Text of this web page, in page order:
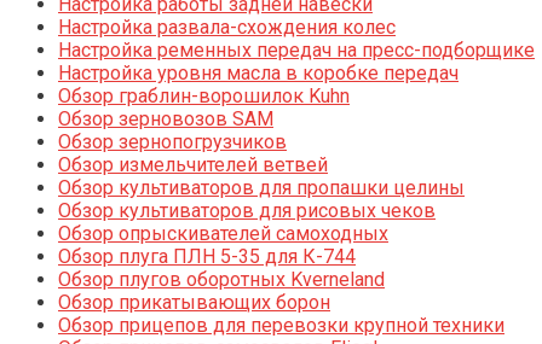
Настройка работы задней навески
Настройка развала-схождения колес
Настройка ременных передач на пресс-подборщике
Настройка уровня масла в коробке передач
Обзор граблин-ворошилок Kuhn
Обзор зерновозов SAM
Обзор зернопогрузчиков
Обзор измельчителей ветвей
Обзор культиваторов для пропашки целины
Обзор культиваторов для рисовых чеков
Обзор опрыскивателей самоходных
Обзор плуга ПЛН 5-35 для К-744
Обзор плугов оборотных Kverneland
Обзор прикатывающих борон
Обзор прицепов для перевозки крупной техники